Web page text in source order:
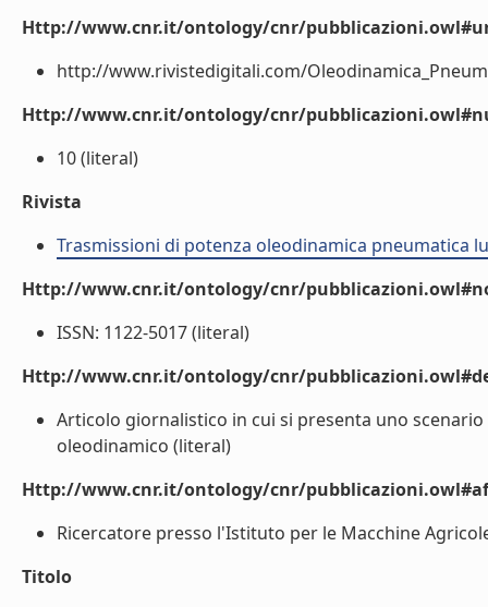
Http://www.cnr.it/ontology/cnr/
http://www.rivistedigitali.com/
Http://www.cnr.it/ontology/cnr/
10 (literal)
Rivista
Trasmissioni di potenza oleodinamica pneumatica
Http://www.cnr.it/ontology/cnr/
ISSN: 1122-5017 (literal)
Http://www.cnr.it/ontology/cnr/
Articolo giornalistico in cui si presenta uno
oleodinamico (literal)
Http://www.cnr.it/ontology/cnr/
Ricercatore presso l'Istituto per le Macchine
Titolo